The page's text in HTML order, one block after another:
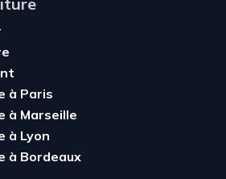
à Paris
à Marseille
à Lyon
à Bordeaux